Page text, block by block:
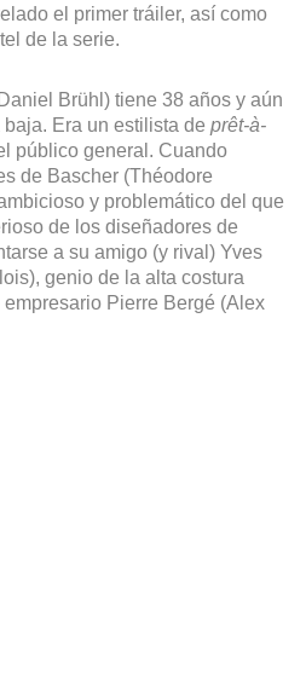
el primer tráiler, así como
de la serie.
Brühl) tiene 38 años y aún
Era un estilista de prêt-à-
público general. Cuando
de Bascher (Théodore
y problemático del que
de los diseñadores de
a su amigo (y rival) Yves
genio de la alta costura
Pierre Bergé (Alex